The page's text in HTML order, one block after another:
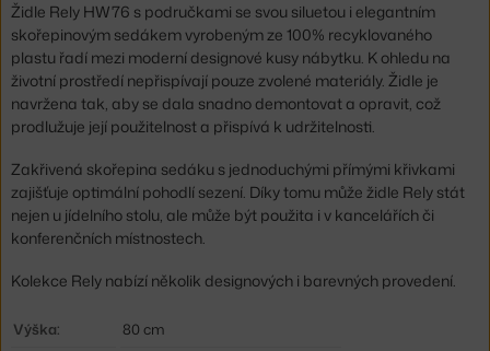
Židle Rely HW76 s područkami se svou siluetou i elegantním
skořepinovým sedákem vyrobeným ze 100% recyklovaného
plastu řadí mezi moderní designové kusy nábytku. K ohledu na
životní prostředí nepřispívají pouze zvolené materiály. Židle je
navržena tak, aby se dala snadno demontovat a opravit, což
prodlužuje její použitelnost a přispívá k udržitelnosti.
Zakřivená skořepina sedáku s jednoduchými přímými křivkami
zajišťuje optimální pohodlí sezení. Díky tomu může židle Rely stát
nejen u jídelního stolu, ale může být použita i v kancelářích či
konferenčních místnostech.
Kolekce Rely nabízí několik designových i barevných provedení.
Výška:
80 cm